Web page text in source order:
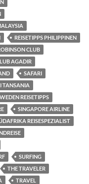
REISETIPPS PHILIPPINEN
CLUB
AGADIR
SAFARI
TANSANIA
REISETIPPS
SINGAPORE AIRLINE
REISESPEZIALIST
SURFING
THE TRAVELER
TRAVEL